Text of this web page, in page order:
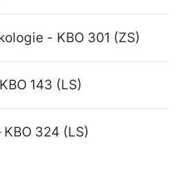
- KBO 301 (ZS)
143 (LS)
324 (LS)